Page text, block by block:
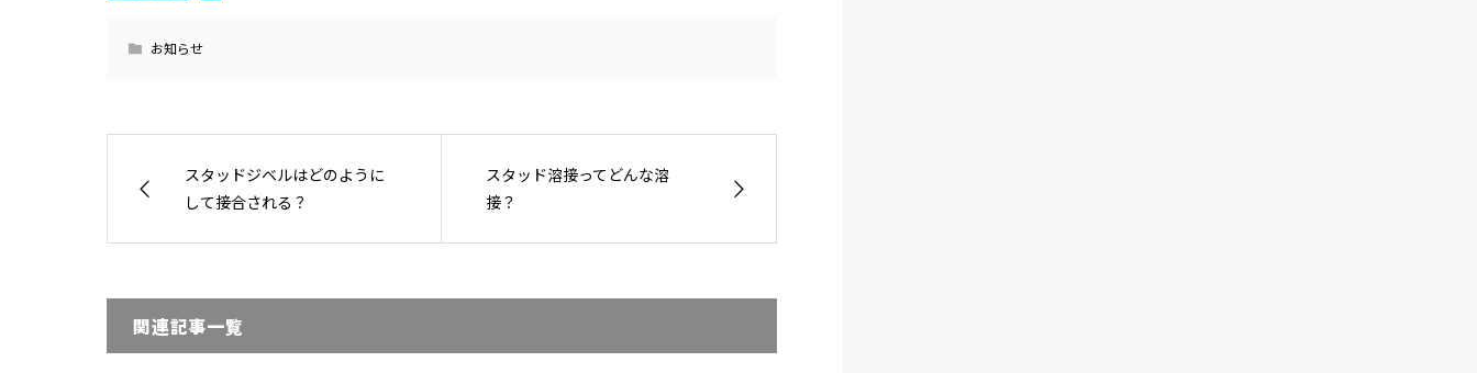
お知らせ
スタッドジベルはどのように
して接合される？
スタッド溶接ってどんな溶
接？
関連記事一覧